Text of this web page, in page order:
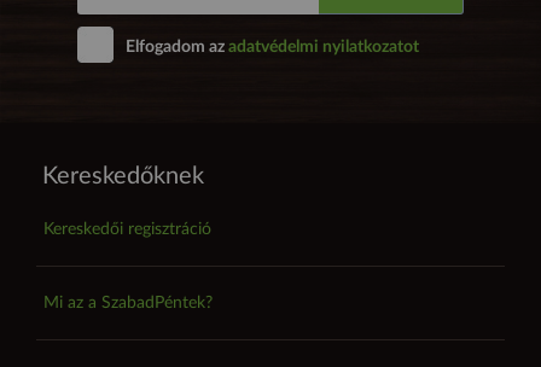
Elfogadom az adatvédelmi nyilatkozatot
Kereskedőknek
Kereskedői regisztráció
Mi az a SzabadPéntek?